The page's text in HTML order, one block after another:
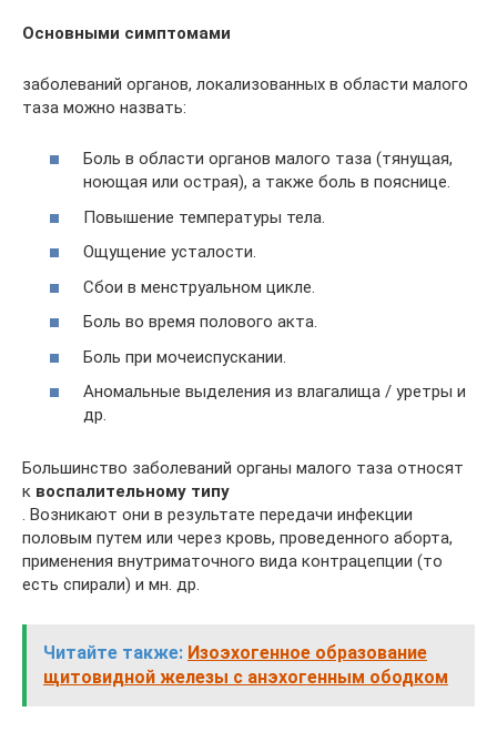
Основными симптомами
заболеваний органов, локализованных в области малого
таза можно назвать:
Боль в области органов малого таза (тянущая,
ноющая или острая), а также боль в пояснице.
Повышение температуры тела.
Ощущение усталости.
Сбои в менструальном цикле.
Боль во время полового акта.
Боль при мочеиспускании.
Аномальные выделения из влагалища / уретры и
др.
Большинство заболеваний органы малого таза относят
к воспалительному типу
. Возникают они в результате передачи инфекции
половым путем или через кровь, проведенного аборта,
применения внутриматочного вида контрацепции (то
есть спирали) и мн. др.
Читайте также: Изоэхогенное образование
щитовидной железы с анэхогенным ободком